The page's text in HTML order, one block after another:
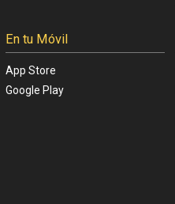
En tu Móvil
App Store
Google Play